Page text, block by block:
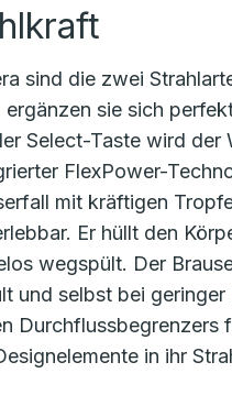
sind die zwei
ergänzen sie sich
Select-Taste wird
FlexPower-
mit kräftigen
Er hüllt den
wegspült. Der
und selbst bei
in ihr